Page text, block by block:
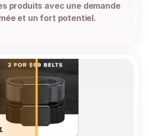
produits avec une demande
et un fort potentiel.